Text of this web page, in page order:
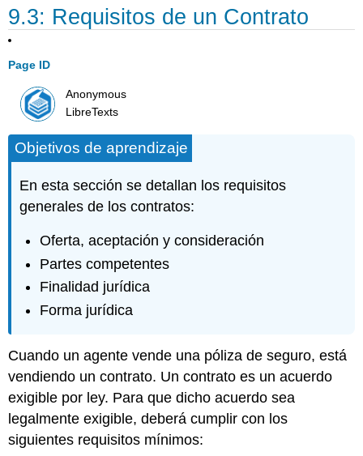
9.3: Requisitos de un Contrato
Page ID
Anonymous
LibreTexts
Objetivos de aprendizaje
En esta sección se detallan los requisitos
generales de los contratos:
Oferta, aceptación y consideración
Partes competentes
Finalidad jurídica
Forma jurídica
Cuando un agente vende una póliza de seguro, está
vendiendo un contrato. Un contrato es un acuerdo
exigible por ley. Para que dicho acuerdo sea
legalmente exigible, deberá cumplir con los
siguientes requisitos mínimos: